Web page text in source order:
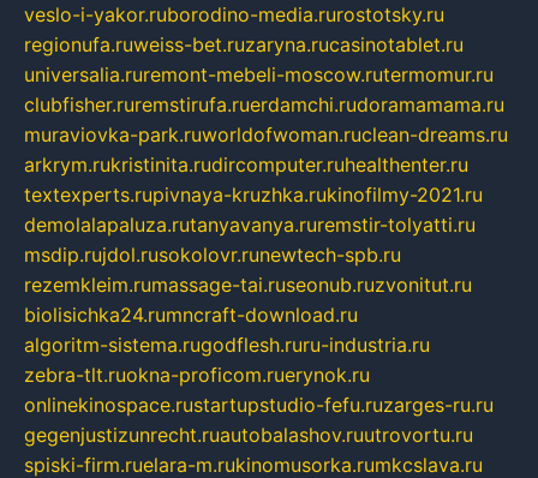
veslo-i-yakor.ruborodino-media.rurostotsky.ru
regionufa.ruweiss-bet.ruzaryna.rucasinotablet.ru
universalia.ruremont-mebeli-moscow.rutermomur.ru
clubfisher.ruremstirufa.ruerdamchi.rudoramamama.ru
muraviovka-park.ruworldofwoman.ruclean-dreams.ru
arkrym.rukristinita.rudircomputer.ruhealthenter.ru
textexperts.rupivnaya-kruzhka.rukinofilmy-2021.ru
demolalapaluza.rutanyavanya.ruremstir-tolyatti.ru
msdip.rujdol.rusokolovr.runewtech-spb.ru
rezemkleim.rumassage-tai.ruseonub.ruzvonitut.ru
biolisichka24.rumncraft-download.ru
algoritm-sistema.rugodflesh.ruru-industria.ru
zebra-tlt.ruokna-proficom.ruerynok.ru
onlinekinospace.rustartupstudio-fefu.ruzarges-ru.ru
gegenjustizunrecht.ruautobalashov.ruutrovortu.ru
spiski-firm.ruelara-m.rukinomusorka.rumkcslava.ru